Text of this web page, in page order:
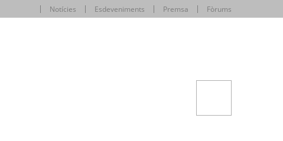
Notícies Esdeveniments Premsa Fòrums